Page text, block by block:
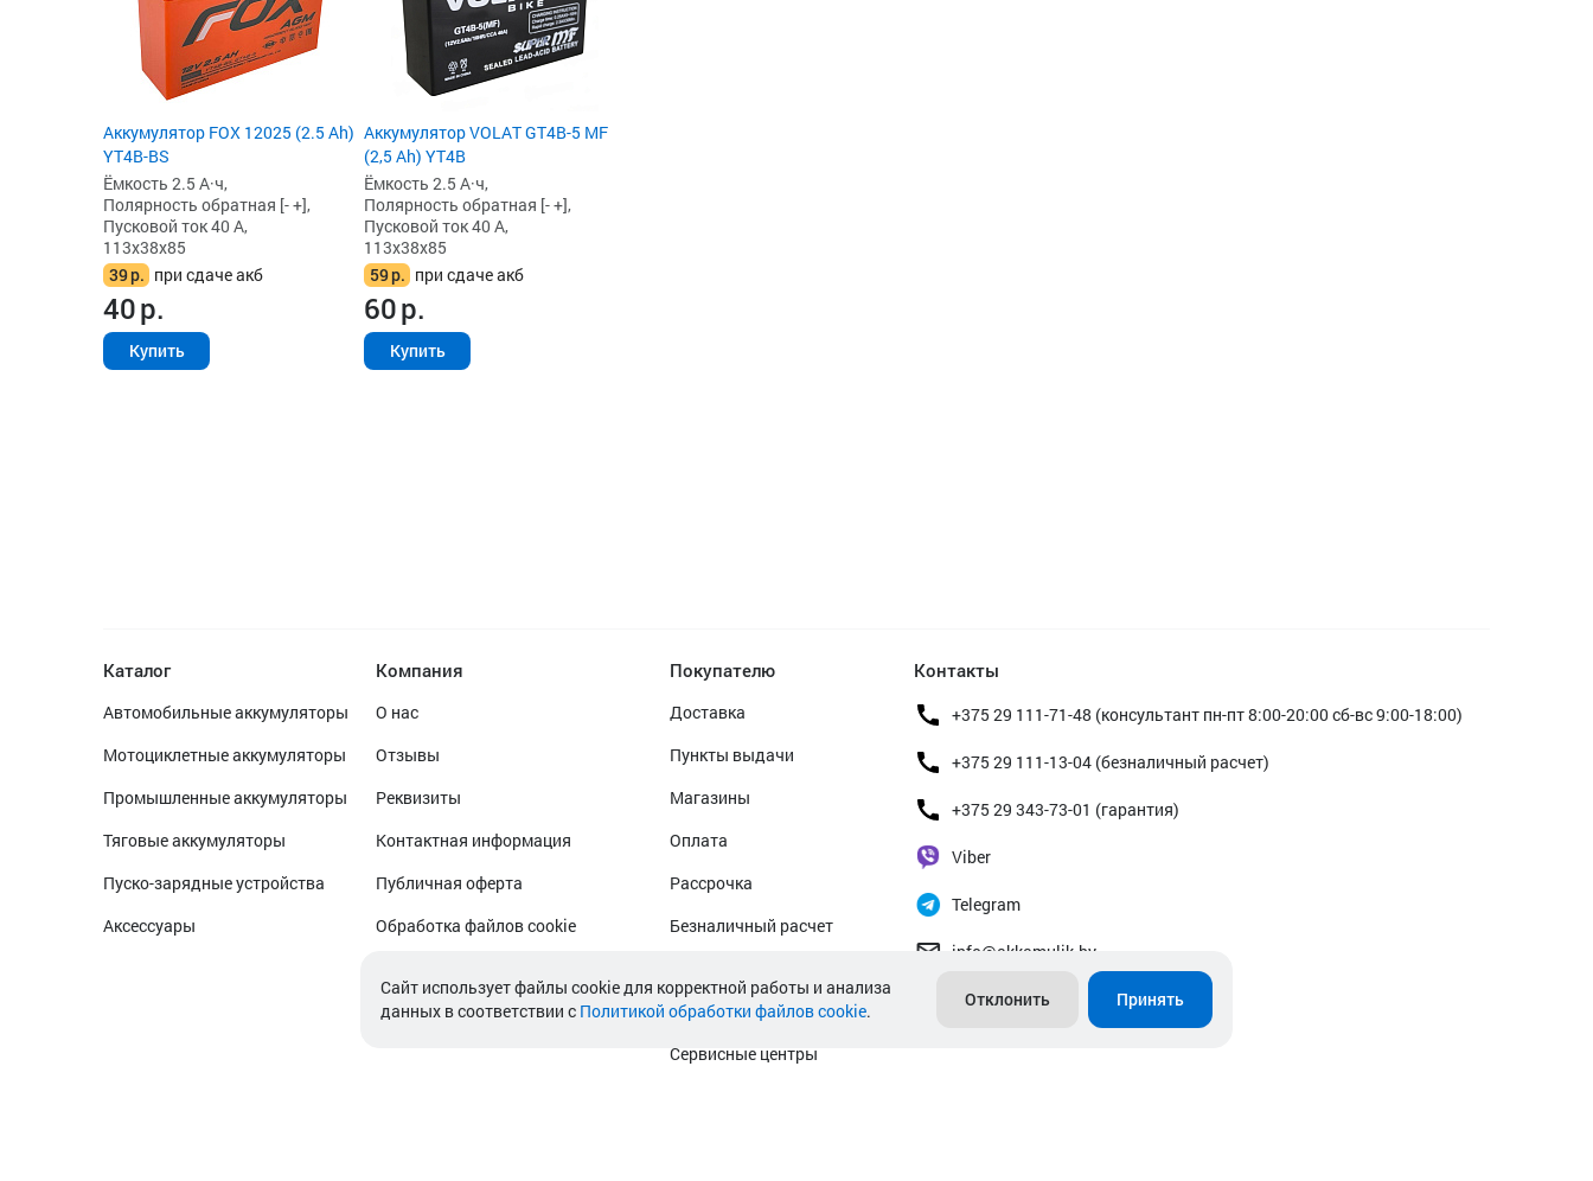
Аккумулятор FOX 12025 (2.5 Ah)
YT4B-BS
Ёмкость 2.5 А·ч,
Полярность обратная [- +],
Пусковой ток 40 А,
113x38x85
39р. при сдаче акб
40р.
Купить
Аккумулятор VOLAT GT4B-5 MF
(2,5 Ah) YT4B
Ёмкость 2.5 А·ч,
Полярность обратная [- +],
Пусковой ток 40 А,
113x38x85
59р. при сдаче акб
60р.
Купить
Каталог
Автомобильные аккумуляторы
Мотоциклетные аккумуляторы
Промышленные аккумуляторы
Тяговые аккумуляторы
Пуско-зарядные устройства
Аксессуары
Компания
О нас
Отзывы
Реквизиты
Контактная информация
Публичная оферта
Обработка файлов cookie
Покупателю
Доставка
Пункты выдачи
Магазины
Оплата
Рассрочка
Безналичный расчет
Гарантийное обслуживание
Сервисные центры
Контакты
+375 29 111-71-48 (консультант пн-пт 8:00-20:00 сб-вс 9:00-18:00)
+375 29 111-13-04 (безналичный расчет)
+375 29 343-73-01 (гарантия)
Viber
Telegram
info@akkamulik.by
Cайт использует файлы cookie для корректной работы и анализа
данных в соответствии с Политикой обработки файлов cookie.
Отклонить Принять